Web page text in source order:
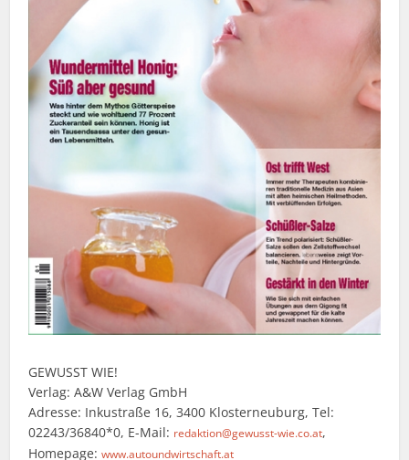
GEWUSST WIE!
Verlag: A&W Verlag GmbH
Adresse: Inkustraße 16, 3400 Klosterneuburg, Tel:
02243/36840*0, E-Mail: redaktion@gewusst-wie.co.at,
Homepage:www.autoundwirtschaft.at